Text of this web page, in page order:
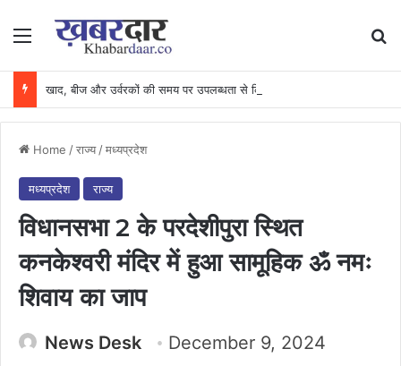
Menu
Home /राज्य /मध्यप्रदेश
मध्यप्रदेश राज्य
विधानसभा 2 के परदेशीपुरा स्थित
कनकेश्वरी मंदिर में हुआ सामूहिक ॐ नमः
शिवाय का जाप
News Desk
December 9, 2024